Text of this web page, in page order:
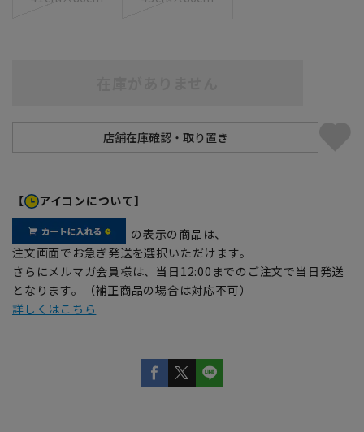
【 アイコンについて】
の表示の商品は、
注文画面でお急ぎ発送を選択いただけます。
さらにメルマガ会員様は、当日12:00までのご注文で当日発送
となります。（補正商品の場合は対応不可）
詳しくはこちら